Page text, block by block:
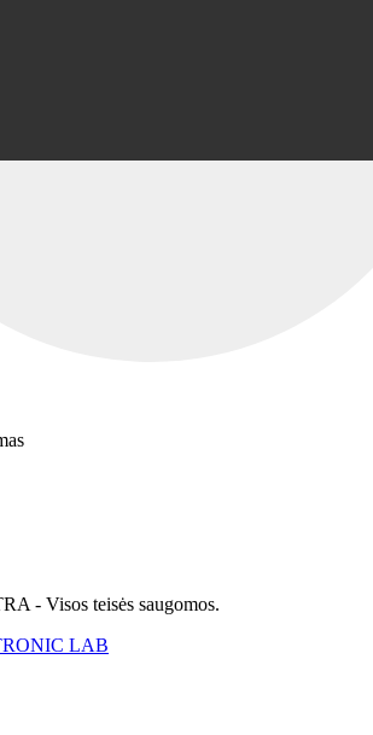
- Visos teisės saugomos.
LAB